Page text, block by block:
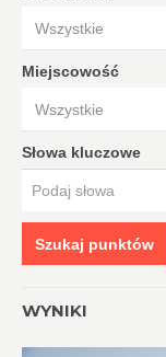
Wszystkie
Miejscowość
Wszystkie
Słowa kluczowe
Szukaj punktów
WYNIKI